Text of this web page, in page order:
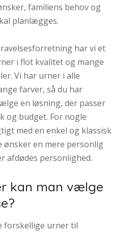
familiens behov og
planlægges.
har vi et
i flot kvalitet og mange
Vi har urner i alle
farver, så du har
en løsning, der passer
og budget. For nogle
med en enkel og klassisk
ønsker en mere personlig
afdødes personlighed.
kan man vælge
forskellige urner til